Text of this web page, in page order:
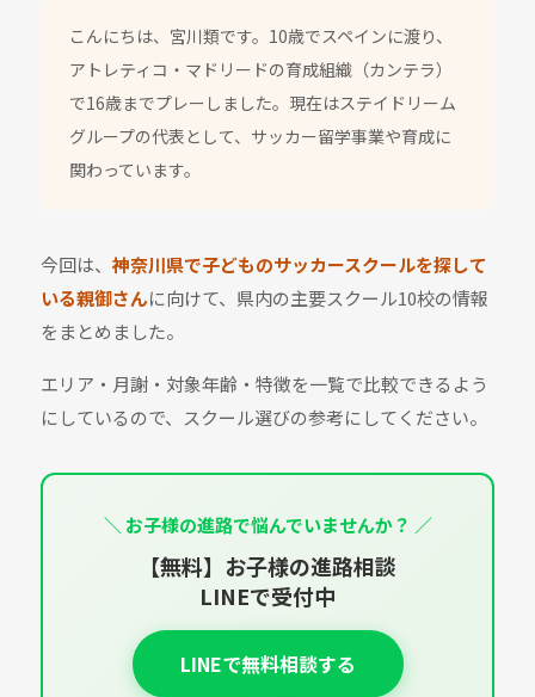
こんにちは、宮川類です。10歳でスペインに渡り、
アトレティコ・マドリードの育成組織（カンテラ）
で16歳までプレーしました。現在はステイドリーム
グループの代表として、サッカー留学事業や育成に
関わっています。
今回は、神奈川県で子どものサッカースクールを探して
いる親御さんに向けて、県内の主要スクール10校の情報
をまとめました。
エリア・月謝・対象年齢・特徴を一覧で比較できるよう
にしているので、スクール選びの参考にしてください。
＼ お子様の進路で悩んでいませんか？ ／
【無料】お子様の進路相談
LINEで受付中
LINEで無料相談する